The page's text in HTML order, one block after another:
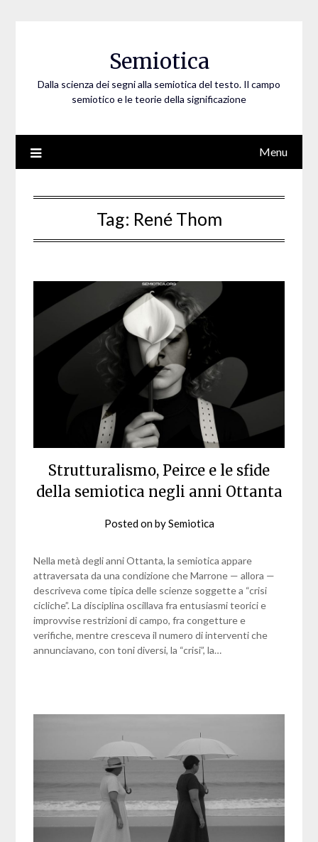
Semiotica
Dalla scienza dei segni alla semiotica del testo. Il campo
semiotico e le teorie della significazione
Menu
Tag: René Thom
Strutturalismo, Peirce e le sfide
della semiotica negli anni Ottanta
Posted onbySemiotica
Nella metà degli anni Ottanta, la semiotica appare
attraversata da una condizione che Marrone — allora —
descriveva come tipica delle scienze soggette a “crisi
cicliche”. La disciplina oscillava fra entusiasmi teorici e
improvvise restrizioni di campo, fra congetture e
verifiche, mentre cresceva il numero di interventi che
annunciavano, con toni diversi, la “crisi”, la…